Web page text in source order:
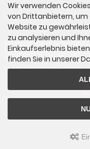
Newsletter-Anmeldung
E-Mail-Adresse:
Der Newsletter kann jederzeit hier
Wir verwenden
von Drittanbietern,
Website zu
zu analysieren und
Einkaufserlebnis
finden Sie in unserer